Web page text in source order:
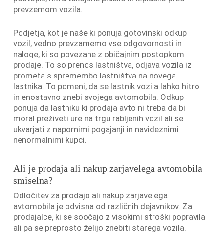
prevzemom vozila.
Podjetja, kot je naše ki ponuja gotovinski odkup
vozil, vedno prevzamemo vse odgovornosti in
naloge, ki so povezane z običajnim postopkom
prodaje. To so prenos lastništva, odjava vozila iz
prometa s spremembo lastništva na novega
lastnika. To pomeni, da se lastnik vozila lahko hitro
in enostavno znebi svojega avtomobila. Odkup
ponuja da lastniku ki prodaja avto ni treba da bi
moral preživeti ure na trgu rabljenih vozil ali se
ukvarjati z napornimi pogajanji in navideznimi
nenormalnimi kupci.
Ali je prodaja ali nakup zarjavelega avtomobila
smiselna?
Odločitev za prodajo ali nakup zarjavelega
avtomobila je odvisna od različnih dejavnikov. Za
prodajalce, ki se soočajo z visokimi stroški popravila
ali pa se preprosto želijo znebiti starega vozila.